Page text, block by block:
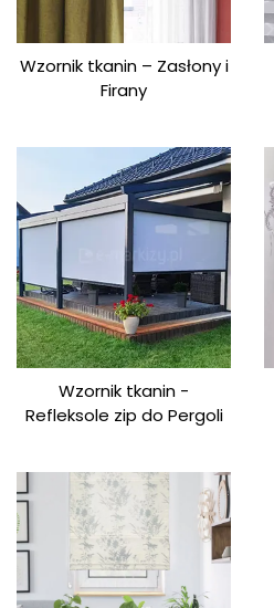
Wzornik tkanin – Zasłony i
Firany
Wzornik tkanin -
Refleksole zip do Pergoli